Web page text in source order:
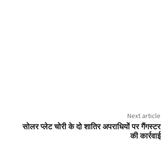
Next article
सोलर प्लेट चोरी के दो शातिर अपराधियों पर गैंगस्टर
की कार्रवाई